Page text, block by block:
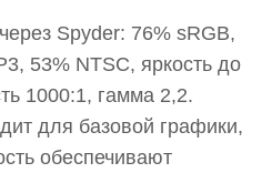
Spyder: 76% sRGB,
53% NTSC, яркость до
1000:1, гамма 2,2.
для базовой графики,
обеспечивают